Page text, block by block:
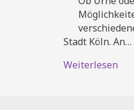
Stadt Köln. An…
Weiterlesen